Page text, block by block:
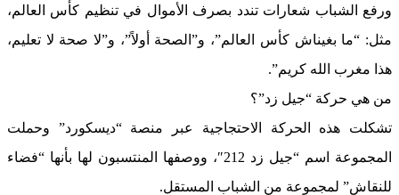
ورفع الشباب شعارات تندد بصرف الأموال في تنظيم كأس العالم،
مثل: “ما بغيناش كأس العالم”، و”الصحة أولاً”، و”لا صحة لا تعليم،
هذا مغرب الله كريم”.
من هي حركة “جيل زد”؟
تشكلت هذه الحركة الاحتجاجية عبر منصة “ديسكورد” وحملت
المجموعة اسم “جيل زد 212″، ووصفها المنتسبون لها بأنها “فضاء
للنقاش” لمجموعة من الشباب المستقل.